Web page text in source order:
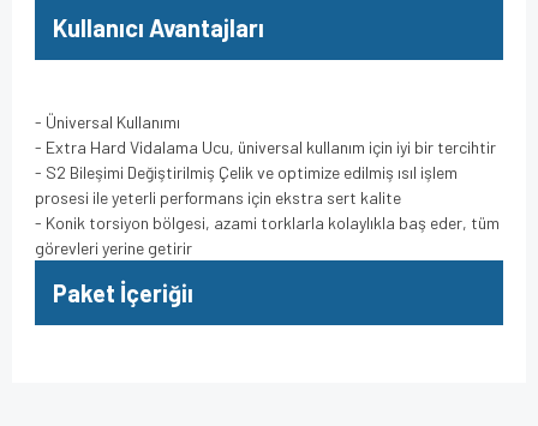
Kullanıcı Avantajları
- Üniversal Kullanımı
- Extra Hard Vidalama Ucu, üniversal kullanım için iyi bir tercihtir
- S2 Bileşimi Değiştirilmiş Çelik ve optimize edilmiş ısıl işlem
prosesi ile yeterli performans için ekstra sert kalite
- Konik torsiyon bölgesi, azami torklarla kolaylıkla baş eder, tüm
görevleri yerine getirir
Paket İçeriğiı